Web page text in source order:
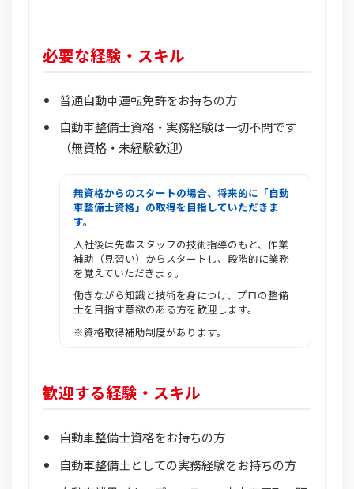
必要な経験・スキル
普通自動車運転免許をお持ちの方
自動車整備士資格・実務経験は一切不問です
（無資格・未経験歓迎）
無資格からのスタートの場合、将来的に「自動
車整備士資格」の取得を目指していただきま
す。
入社後は先輩スタッフの技術指導のもと、作業
補助（見習い）からスタートし、段階的に業務
を覚えていただきます。
働きながら知識と技術を身につけ、プロの整備
士を目指す意欲のある方を歓迎します。
※資格取得補助制度があります。
歓迎する経験・スキル
自動車整備士資格をお持ちの方
自動車整備士としての実務経験をお持ちの方